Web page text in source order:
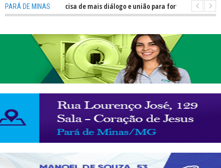
PARÁ DE MINAS
TV: Política precisa de mais diálogo e união para fortalecer Minas e